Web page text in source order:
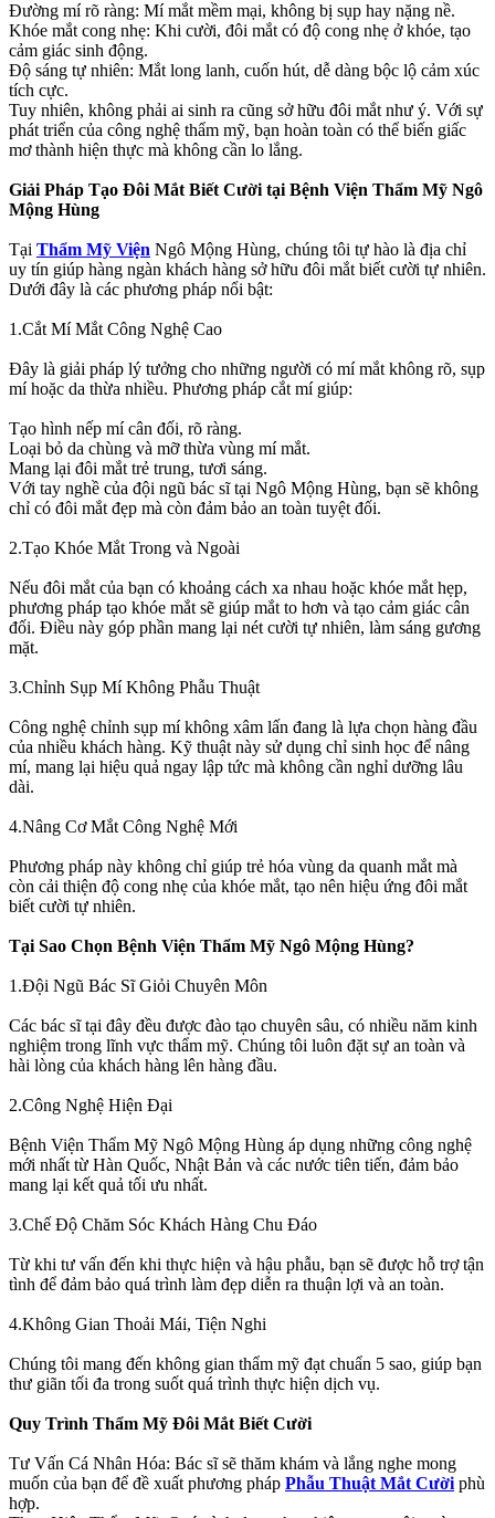
Đường mí rõ ràng: Mí mắt mềm mại, không bị sụp hay nặng nề.
Khóe mắt cong nhẹ: Khi cười, đôi mắt có độ cong nhẹ ở khóe, tạo
cảm giác sinh động.
Độ sáng tự nhiên: Mắt long lanh, cuốn hút, dễ dàng bộc lộ cảm xúc
tích cực.
Tuy nhiên, không phải ai sinh ra cũng sở hữu đôi mắt như ý. Với sự
phát triển của công nghệ thẩm mỹ, bạn hoàn toàn có thể biến giấc
mơ thành hiện thực mà không cần lo lắng.
Giải Pháp Tạo Đôi Mắt Biết Cười tại Bệnh Viện Thẩm Mỹ Ngô
Mộng Hùng
Tại Thẩm Mỹ Viện Ngô Mộng Hùng, chúng tôi tự hào là địa chỉ
uy tín giúp hàng ngàn khách hàng sở hữu đôi mắt biết cười tự nhiên.
Dưới đây là các phương pháp nổi bật:
1.Cắt Mí Mắt Công Nghệ Cao
Đây là giải pháp lý tưởng cho những người có mí mắt không rõ, sụp
mí hoặc da thừa nhiều. Phương pháp cắt mí giúp:
Tạo hình nếp mí cân đối, rõ ràng.
Loại bỏ da chùng và mỡ thừa vùng mí mắt.
Mang lại đôi mắt trẻ trung, tươi sáng.
Với tay nghề của đội ngũ bác sĩ tại Ngô Mộng Hùng, bạn sẽ không
chỉ có đôi mắt đẹp mà còn đảm bảo an toàn tuyệt đối.
2.Tạo Khóe Mắt Trong và Ngoài
Nếu đôi mắt của bạn có khoảng cách xa nhau hoặc khóe mắt hẹp,
phương pháp tạo khóe mắt sẽ giúp mắt to hơn và tạo cảm giác cân
đối. Điều này góp phần mang lại nét cười tự nhiên, làm sáng gương
mặt.
3.Chỉnh Sụp Mí Không Phẫu Thuật
Công nghệ chỉnh sụp mí không xâm lấn đang là lựa chọn hàng đầu
của nhiều khách hàng. Kỹ thuật này sử dụng chỉ sinh học để nâng
mí, mang lại hiệu quả ngay lập tức mà không cần nghỉ dưỡng lâu
dài.
4.Nâng Cơ Mắt Công Nghệ Mới
Phương pháp này không chỉ giúp trẻ hóa vùng da quanh mắt mà
còn cải thiện độ cong nhẹ của khóe mắt, tạo nên hiệu ứng đôi mắt
biết cười tự nhiên.
Tại Sao Chọn Bệnh Viện Thẩm Mỹ Ngô Mộng Hùng?
1.Đội Ngũ Bác Sĩ Giỏi Chuyên Môn
Các bác sĩ tại đây đều được đào tạo chuyên sâu, có nhiều năm kinh
nghiệm trong lĩnh vực thẩm mỹ. Chúng tôi luôn đặt sự an toàn và
hài lòng của khách hàng lên hàng đầu.
2.Công Nghệ Hiện Đại
Bệnh Viện Thẩm Mỹ Ngô Mộng Hùng áp dụng những công nghệ
mới nhất từ Hàn Quốc, Nhật Bản và các nước tiên tiến, đảm bảo
mang lại kết quả tối ưu nhất.
3.Chế Độ Chăm Sóc Khách Hàng Chu Đáo
Từ khi tư vấn đến khi thực hiện và hậu phẫu, bạn sẽ được hỗ trợ tận
tình để đảm bảo quá trình làm đẹp diễn ra thuận lợi và an toàn.
4.Không Gian Thoải Mái, Tiện Nghi
Chúng tôi mang đến không gian thẩm mỹ đạt chuẩn 5 sao, giúp bạn
thư giãn tối đa trong suốt quá trình thực hiện dịch vụ.
Quy Trình Thẩm Mỹ Đôi Mắt Biết Cười
Tư Vấn Cá Nhân Hóa: Bác sĩ sẽ thăm khám và lắng nghe mong
muốn của bạn để đề xuất phương pháp Phẫu Thuật Mắt Cười phù
hợp.